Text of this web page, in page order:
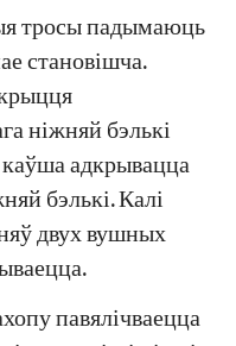
тросы падымаюць
становішча.
ніжняй бэлькі
адкрывацца
бэлькі. Калі
двух вушных
павялічваецца